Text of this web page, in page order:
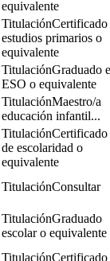
equivalente
Certificado
estudios primarios o
equivalente
Graduado
ESO o equivalente
Maestro/a
educación infantil...
Certificado
de escolaridad o
equivalente
Consultar
Graduado
escolar o equivalente
Certificado